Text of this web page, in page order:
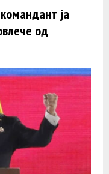
ја
од